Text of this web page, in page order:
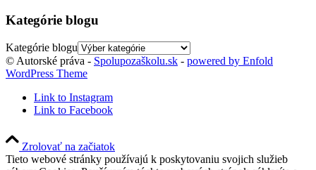
Kategórie blogu
Kategórie blogu
© Autorské práva - Spolupozaškolu.sk - powered by Enfold
WordPress Theme
Link to Instagram
Link to Facebook
Zrolovať na začiatok
Tieto webové stránky používajú k poskytovaniu svojich služieb